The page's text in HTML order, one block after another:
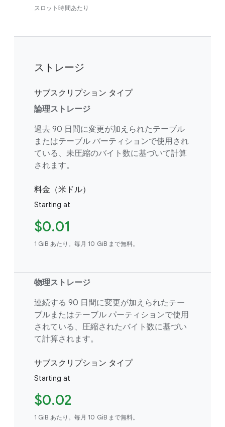
スロット時間あたり
ストレージ
サブスクリプション タイプ
論理ストレージ
過去 90 日間に変更が加えられたテーブル
またはテーブル パーティションで使用され
ている、未圧縮のバイト数に基づいて計算
されます。
料金（米ドル）
Starting at
$0.01
1 GiB あたり。毎月 10 GiB まで無料。
物理ストレージ
連続する 90 日間に変更が加えられたテー
ブルまたはテーブル パーティションで使用
されている、圧縮されたバイト数に基づい
て計算されます。
サブスクリプション タイプ
Starting at
$0.02
1 GiB あたり。毎月 10 GiB まで無料。